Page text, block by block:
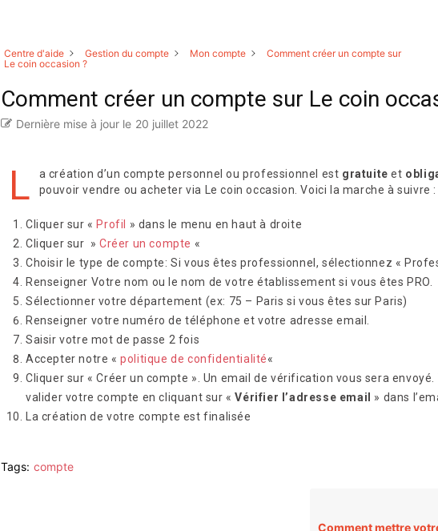
Centre d'aide Gestion du compte Mon compte
Comment créer un compte sur
Le coin occasion ?
Comment créer un compte sur Le coin
Dernière mise à jour le 20 juillet 2022
L a création d’un compte personnel ou professionnel est gratuite et
pouvoir vendre ou acheter via Le coin occasion. Voici la marche à suivre :
Cliquer sur « Profil
» dans le menu en haut à droite
Cliquer sur » Créer un compte «
Choisir le type de compte: Si vous êtes professionnel, sélectionnez «
Renseigner Votre nom ou le nom de votre établissement si vous êtes PRO.
Sélectionner votre département (ex: 75 – Paris si vous êtes sur Paris)
Renseigner votre numéro de téléphone et votre adresse email.
Saisir votre mot de passe 2 fois
Accepter notre «politique de confidentialité«
Cliquer sur « Créer un compte ». Un email de vérification vous sera envoyé.
valider votre compte en cliquant sur «Vérifier l’adresse email
» dans
La création de votre compte est finalisée
Tags: compte